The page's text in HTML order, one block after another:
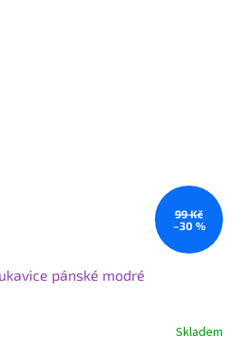
99 Kč
–30 %
pánské modré
Skladem